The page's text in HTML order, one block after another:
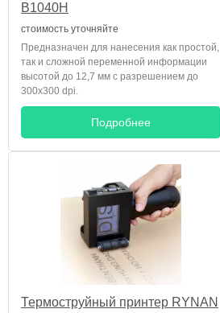
B1040H
стоимость уточняйте
Предназначен для нанесения как простой,
так и сложной переменной информации
высотой до 12,7 мм с разрешением до
300х300 dpi.
Подробнее
Термоструйный принтер RYNAN